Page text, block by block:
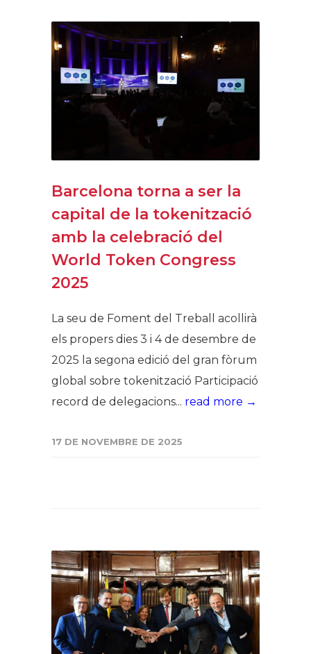
Barcelona torna a ser la
capital de la tokenització
amb la celebració del
World Token Congress
2025
La seu de Foment del Treball acollirà
els propers dies 3 i 4 de desembre de
2025 la segona edició del gran fòrum
global sobre tokenització Participació
record de delegacions... read more →
17 DE NOVEMBRE DE 2025